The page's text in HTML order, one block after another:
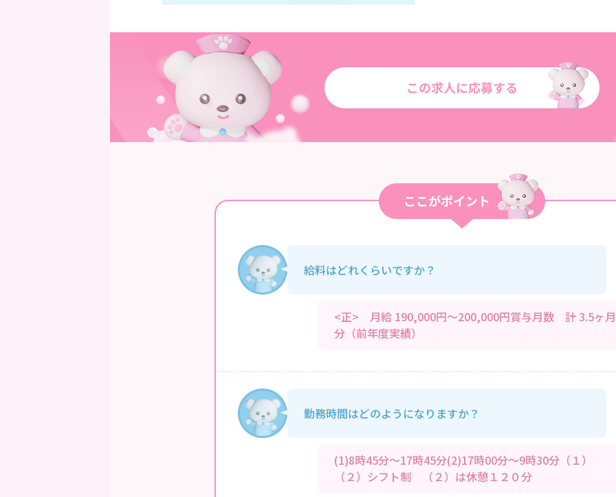
給料はどれくらいですか？
<正> 月給 190,000円～200,000円賞与月数 計 3.5ヶ月
分（前年度実績）
勤務時間はどのようになりますか？
(1)8時45分～17時45分(2)17時00分～9時30分（１）
（２）シフト制 （２）は休憩１２０分